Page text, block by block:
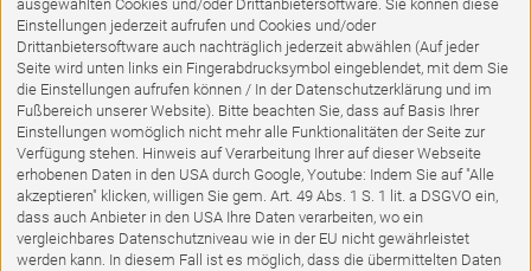
ausgewählten Cookies und/oder Drittanbietersoftware. Sie können diese
Einstellungen jederzeit aufrufen und Cookies und/oder
Drittanbietersoftware auch nachträglich jederzeit abwählen (Auf jeder
Seite wird unten links ein Fingerabdrucksymbol eingeblendet, mit dem Sie
die Einstellungen aufrufen können / In der Datenschutzerklärung und im
Fußbereich unserer Website). Bitte beachten Sie, dass auf Basis Ihrer
Einstellungen womöglich nicht mehr alle Funktionalitäten der Seite zur
Verfügung stehen. Hinweis auf Verarbeitung Ihrer auf dieser Webseite
erhobenen Daten in den USA durch Google, Youtube: Indem Sie auf "Alle
akzeptieren" klicken, willigen Sie gem. Art. 49 Abs. 1 S. 1 lit. a DSGVO ein,
dass auch Anbieter in den USA Ihre Daten verarbeiten, wo ein
vergleichbares Datenschutzniveau wie in der EU nicht gewährleistet
werden kann. In diesem Fall ist es möglich, dass die übermittelten Daten